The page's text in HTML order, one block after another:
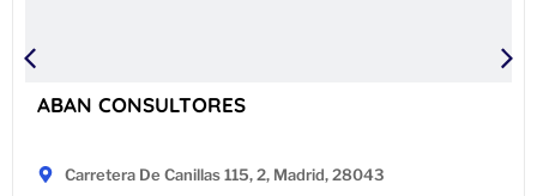
ABAN CONSULTORES
Carretera De Canillas 115, 2, Madrid, 28043